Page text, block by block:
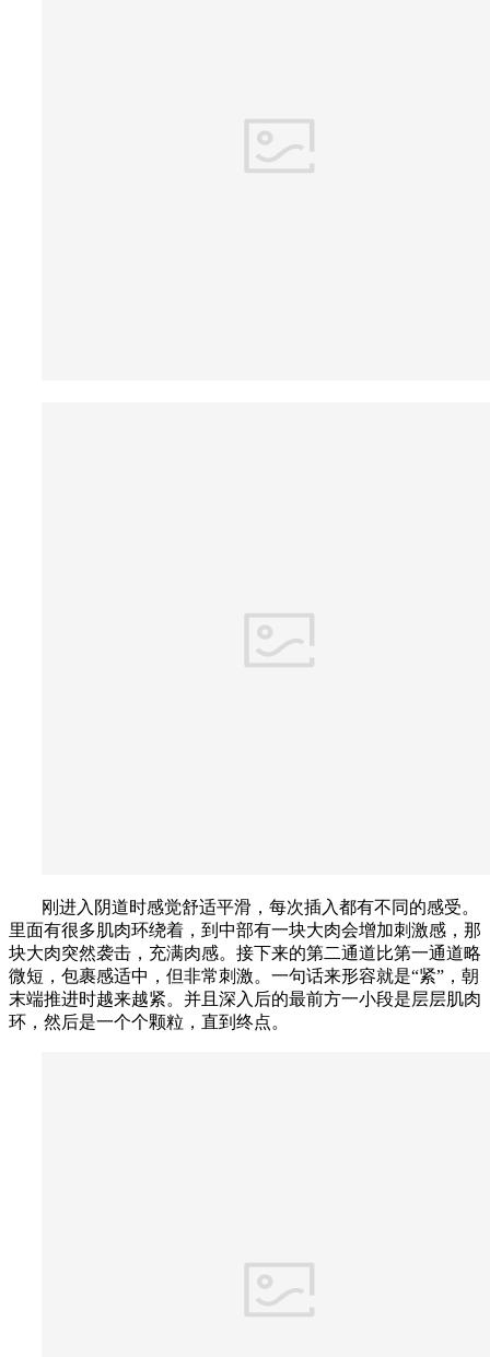
刚进入阴道时感觉舒适平滑，每次插入都有不同的感受。
里面有很多肌肉环绕着，到中部有一块大肉会增加刺激感，那
块大肉突然袭击，充满肉感。接下来的第二通道比第一通道略
微短，包裹感适中，但非常刺激。一句话来形容就是“紧”，朝
末端推进时越来越紧。并且深入后的最前方一小段是层层肌肉
环，然后是一个个颗粒，直到终点。